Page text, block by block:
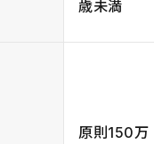
歳未満
原則150万